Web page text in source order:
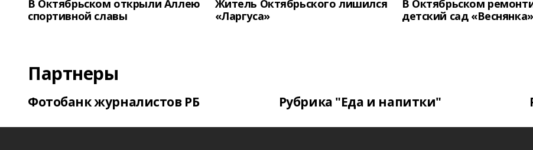
В Октябрьском открыли Аллею
спортивной славы
Житель Октябрьского лишился
«Ларгуса»
В Октябрьском
детский сад «Веснянка»
Партнеры
Фотобанк журналистов РБ Рубрика "Еда и напитки"